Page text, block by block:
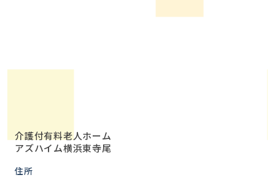
介護付有料老人ホーム
アズハイム横浜東寺尾
住所